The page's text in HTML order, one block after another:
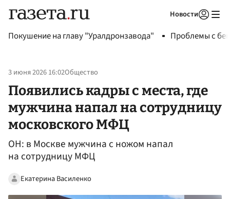
Новости
Покушение на главу "Уралдронзавода" Проблемы с
3 июня 2026 16:02Общество
Появились кадры с места, где
мужчина напал на сотрудницу
московского МФЦ
ОН: в Москве мужчина с ножом напал
на сотрудницу МФЦ
Екатерина Василенко